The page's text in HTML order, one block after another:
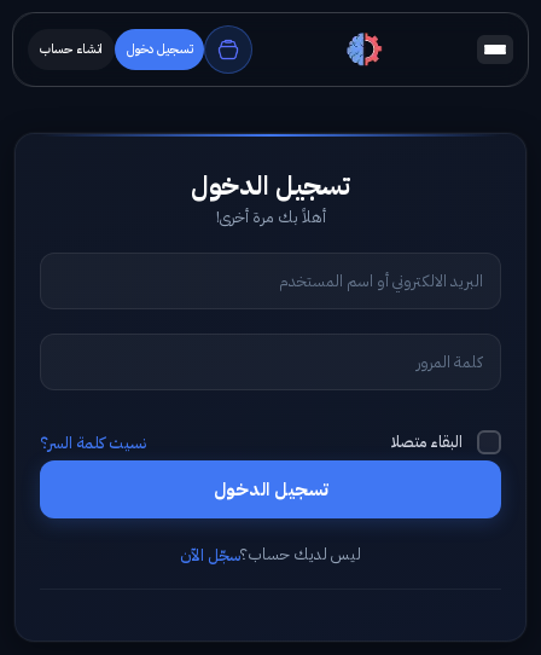
تسجيل دخول انشاء حساب
أهلاً بك مرة أخرى!
البقاء متصلا نسيت كلمة السر؟
تسجيل الدخول
ليس لديك حساب؟سجّل الآن